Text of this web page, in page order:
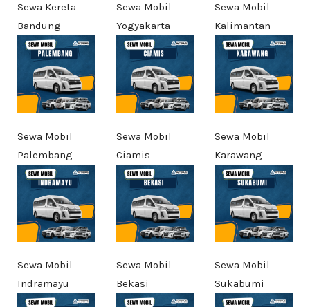
Sewa Kereta
Bandung
Sewa Mobil
Yogyakarta
Sewa Mobil
Kalimantan
Sewa Mobil
Palembang
Sewa Mobil
Ciamis
Sewa Mobil
Karawang
Sewa Mobil
Indramayu
Sewa Mobil
Bekasi
Sewa Mobil
Sukabumi